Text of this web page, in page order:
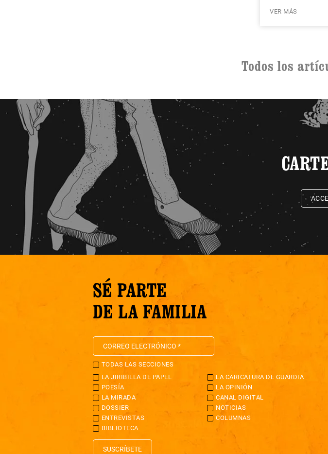
VER MÁS
Todos los
SÉ PARTE
DE LA FAMILIA
TODAS LAS SECCIONES
LA JIRIBILLA DE PAPEL
LA CARICATURA DE GUARDIA
POESÍA
LA OPINIÓN
LA MIRADA
CANAL DIGITAL
DOSSIER
NOTICIAS
ENTREVISTAS
COLUMNAS
BIBLIOTECA
SUSCRÍBETE